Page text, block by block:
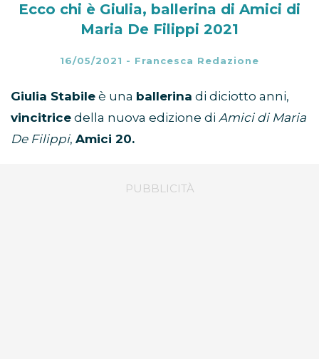
Ecco chi è Giulia, ballerina di Amici di
Maria De Filippi 2021
16/05/2021 - Francesca Redazione
Giulia Stabile è una ballerina di diciotto anni,
vincitrice della nuova edizione di Amici di Maria
De Filippi, Amici 20.